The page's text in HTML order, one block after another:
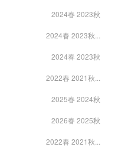
2024春 2023秋
2024春 2023秋...
2024春 2023秋
2022春 2021秋...
2025春 2024秋
2026春 2025秋
2022春 2021秋...